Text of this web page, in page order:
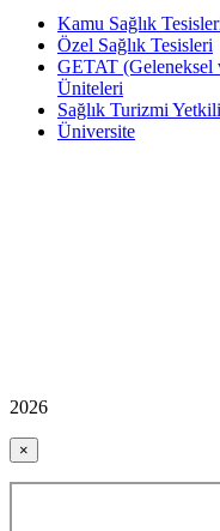
Kamu Sağlık
Özel Sağlık Tesisleri
GETAT (Geleneksel
Üniteleri
Sağlık Turizmi
Üniversite
2026
×